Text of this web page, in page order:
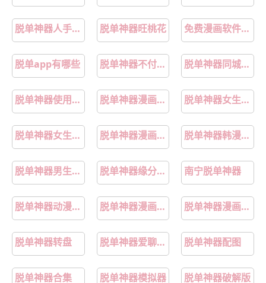
脱单神器人手必备 脱单神器旺桃花 免费漫画软件下载最新版
脱单app有哪些 脱单神器不付费免费看漫画 脱单神器同城交友
脱单神器使用方法 脱单神器漫画在哪看 脱单神器女生真实测评
脱单神器女生推荐 脱单神器漫画免费在线观看 脱单神器韩漫画免费
脱单神器男生测评 脱单神器缘分降临 南宁脱单神器
脱单神器动漫免费阅读土豪版 脱单神器漫画免费阅读全文 脱单神器漫画全集免费观看
脱单神器转盘 脱单神器爱聊app 脱单神器配图
脱单神器合集 脱单神器模拟器 脱单神器破解版